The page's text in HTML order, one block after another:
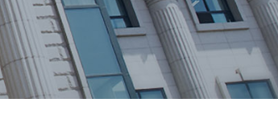
취업·모집 관련 공지
특강·프로그램 관련 공지
대학원생권리장전
대학원 총학생회
외국인 유학생 비자(VISA)